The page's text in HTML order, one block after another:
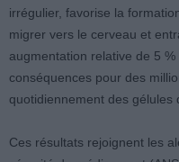
irrégulier, favorise la
migrer vers le cerveau et
augmentation relative de 5
conséquences pour des
quotidiennement des gélules
Ces résultats rejoignent les